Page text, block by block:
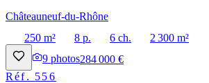
Châteauneuf-du-Rhône
250 m²
8 p. 6 ch.
2 300 m²
9 photos284 000 €
Réf. 556